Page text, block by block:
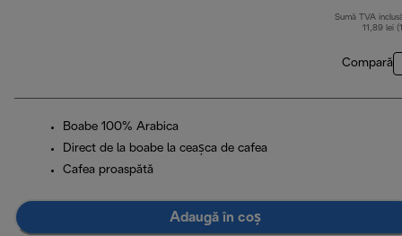
Sumă TVA
11,89 lei
Compară
Boabe 100% Arabica
Direct de la boabe la ceașca de cafea
Cafea proaspătă
Adaugă în coș